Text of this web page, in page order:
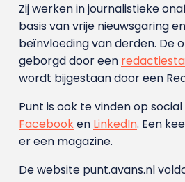
Zij werken in journalistieke
basis van vrije nieuwsgaring
beïnvloeding van derden. De
geborgd door een
wordt bijgestaan door een
Punt is ook te vinden op social
Facebooken LinkedIn. Een
er een magazine.
De website punt.avans.nl